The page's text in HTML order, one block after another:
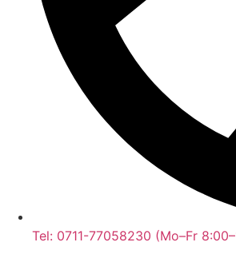
Tel: 0711-77058230 (Mo–Fr